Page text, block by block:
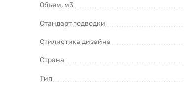
Объем, м3
Стандарт подводки
Стилистика дизайна
Страна
Тип